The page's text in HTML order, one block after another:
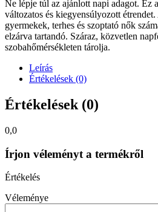
Ne lépje túl az ajánlott napi adagot. Ez
változatos és kiegyensúlyozott
gyermekek, terhes és szoptató nők
elzárva tartandó. Száraz, közvetlen
szobahőmérsékleten tárolja.
Leírás
Értékelések (0)
Értékelések (0)
0,0
Írjon véleményt a termékről
Értékelés
Véleménye